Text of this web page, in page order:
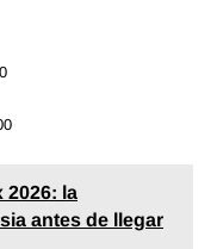
2026: la
antes de llegar